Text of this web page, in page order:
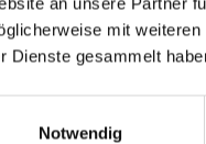
mit
Dienste gesammelt
Notwendig
bieten zum einen
die die
die Moderatorin ein
über eine Fülle von
und einen Raum für